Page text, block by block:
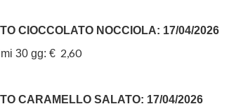
CIOCCOLATO NOCCIOLA: 17/04/2026
30 gg: € 2,60
CARAMELLO SALATO: 17/04/2026